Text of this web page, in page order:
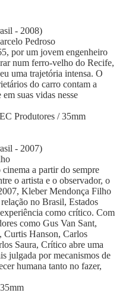
- 2008)
Pedroso
por um jovem engenheiro
num ferro-velho do Recife,
uma trajetória intensa. O
do carro contam a
suas vidas nesse
Produtores / 35mm
- 2007)
a partir do sempre
o artista e o observador, o
Kleber Mendonça Filho
no Brasil, Estados
como crítico. Com
como Gus Van Sant,
Hanson, Carlos
Saura, Crítico abre uma
julgada por mecanismos de
humana tanto no fazer,